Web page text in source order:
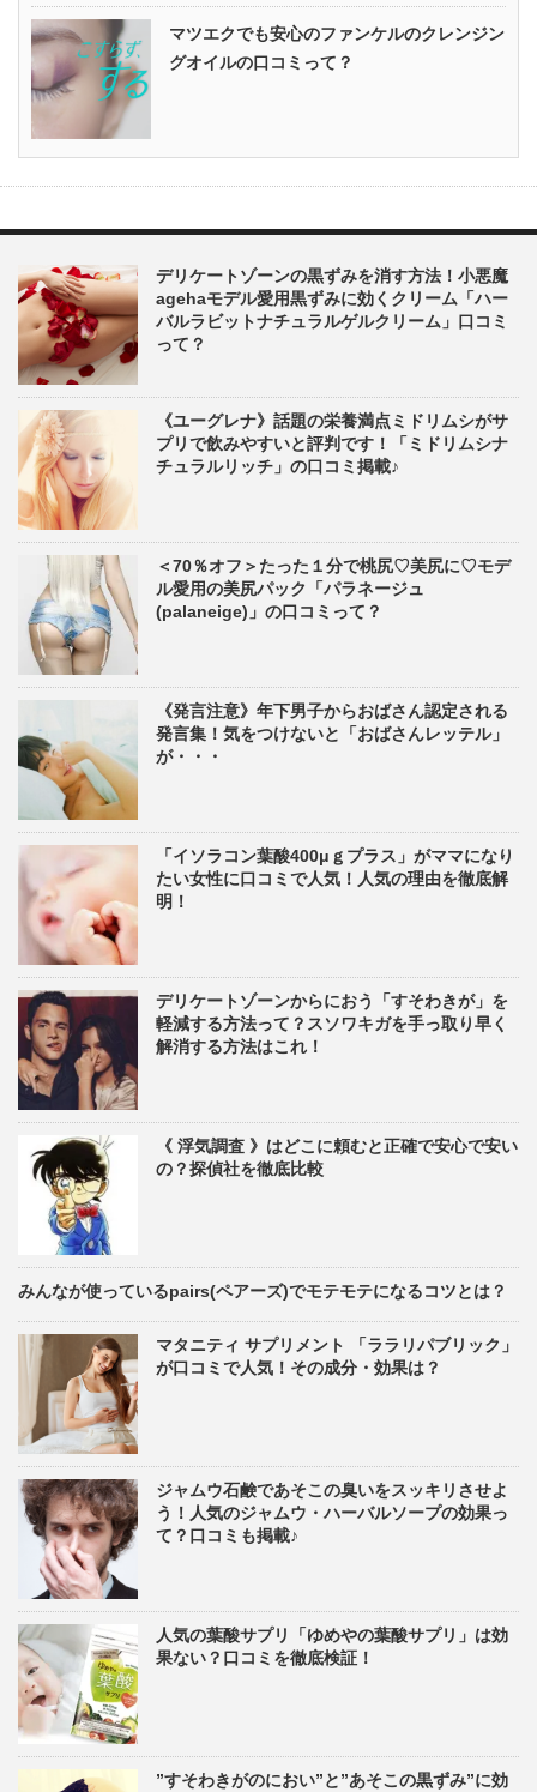
マツエクでも安心のファンケルのクレンジン
グオイルの口コミって？
デリケートゾーンの黒ずみを消す方法！小悪魔
agehaモデル愛用黒ずみに効くクリーム「ハー
バルラビットナチュラルゲルクリーム」口コミ
って？
《ユーグレナ》話題の栄養満点ミドリムシがサ
プリで飲みやすいと評判です！「ミドリムシナ
チュラルリッチ」の口コミ掲載♪
＜70％オフ＞たった１分で桃尻♡美尻に♡モデ
ル愛用の美尻パック「パラネージュ
(palaneige)」の口コミって？
《発言注意》年下男子からおばさん認定される
発言集！気をつけないと「おばさんレッテル」
が・・・
「イソラコン葉酸400μｇプラス」がママになり
たい女性に口コミで人気！人気の理由を徹底解
明！
デリケートゾーンからにおう「すそわきが」を
軽減する方法って？スソワキガを手っ取り早く
解消する方法はこれ！
《 浮気調査 》はどこに頼むと正確で安心で安い
の？探偵社を徹底比較
みんなが使っているpairs(ペアーズ)でモテモテになるコツとは？
マタニティ サプリメント 「ララリパブリック」
が口コミで人気！その成分・効果は？
ジャムウ石鹸であそこの臭いをスッキリさせよ
う！人気のジャムウ・ハーバルソープの効果っ
て？口コミも掲載♪
人気の葉酸サプリ「ゆめやの葉酸サプリ」は効
果ない？口コミを徹底検証！
”すそわきがのにおい”と”あそこの黒ずみ”に効